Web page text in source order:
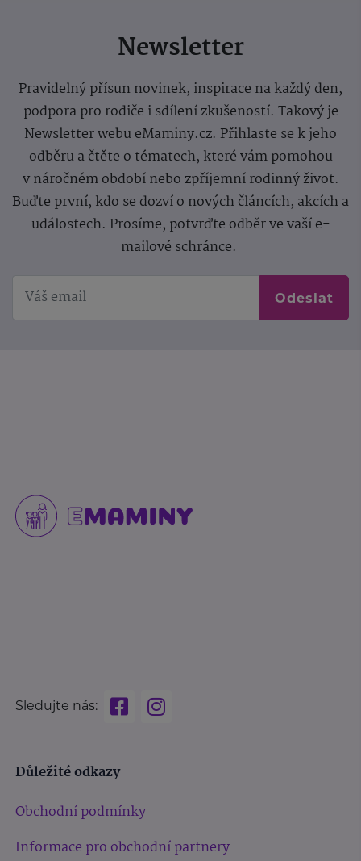
Newsletter
Pravidelný přísun novinek, inspirace na každý den,
podpora pro rodiče i sdílení zkušeností. Takový je
Newsletter webu eMaminy.cz. Přihlaste se k jeho
odběru a čtěte o tématech, které vám pomohou
v náročném období nebo zpříjemní rodinný život.
Buďte první, kdo se dozví o nových článcích, akcích a
událostech. Prosíme, potvrďte odběr ve vaší e-
mailové schránce.
Odeslat
Sledujte nás:
Důležité odkazy
Obchodní podmínky
Informace pro obchodní partnery